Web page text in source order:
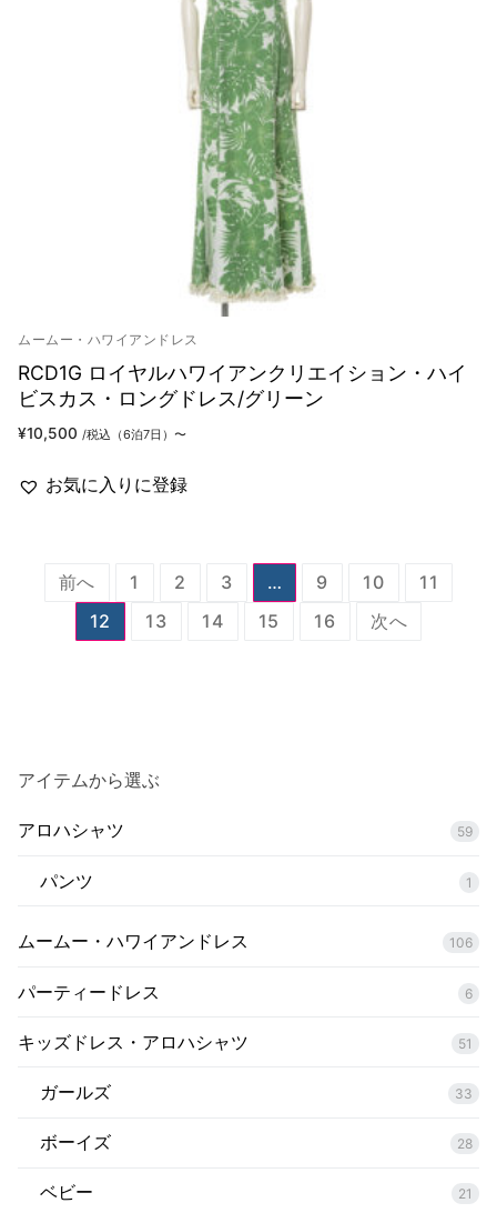
ムームー・ハワイアンドレス
RCD1G ロイヤルハワイアンクリエイション・ハイ
ビスカス・ロングドレス/グリーン
¥10,500 /税込（6泊7日）〜
お気に入りに登録
送
り
前へ 1 2 3 … 9 10
11
12
13 14 15 16 次へ
アイテムから選ぶ
アロハシャツ 59
パンツ 1
ムームー・ハワイアンドレス 106
パーティードレス 6
キッズドレス・アロハシャツ 51
ガールズ 33
ボーイズ 28
ベビー 21